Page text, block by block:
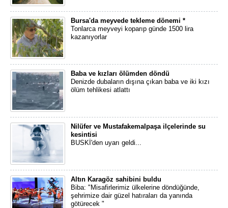
Bursa'da meyvede tekleme dönemi *
Tonlarca meyveyi koparıp günde 1500 lira
kazanıyorlar
Baba ve kızları ölümden döndü
Denizde dubaların dışına çıkan baba ve iki kızı
ölüm tehlikesi atlattı
Nilüfer ve Mustafakemalpaşa ilçelerinde su
kesintisi
BUSKİ'den uyarı geldi...
Altın Karagöz sahibini buldu
Biba: "Misafirlerimiz ülkelerine döndüğünde,
şehrimize dair güzel hatıraları da yanında
götürecek "